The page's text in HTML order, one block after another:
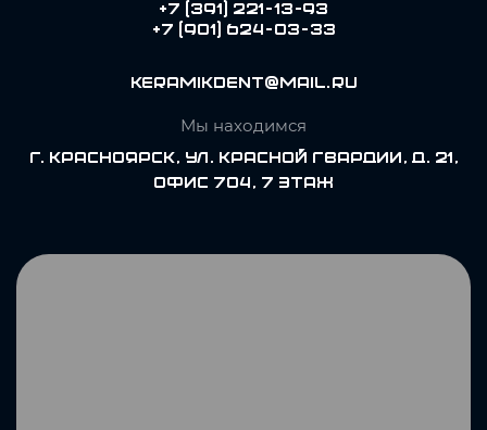
+7 (391) 221-13-93
+7 (901) 624-03-33
keramikdent@mail.ru
Мы находимся
г. Красноярск, ул. Красной Гвардии, д. 21,
офис 704, 7 этаж